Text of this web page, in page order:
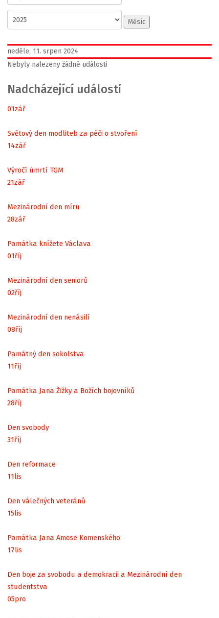
Měsíc
neděle, 11. srpen 2024
Nebyly nalezeny žádné události
Nadcházející události
01zář
Světový den modliteb za péči o stvoření
14zář
Výročí úmrtí TGM
21zář
Mezinárodní den míru
28zář
Památka knížete Václava
01říj
Mezinárodní den seniorů
02říj
Mezinárodní den nenásilí
08říj
Památný den sokolstva
11říj
Památka Jana Žižky a Božích bojovníků
28říj
Den svobody
31říj
Den reformace
11lis
Den válečných veteránů
15lis
Památka Jana Amose Komenského
17lis
Den boje za svobodu a demokracii a Mezinárodní den
studentstva
05pro